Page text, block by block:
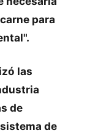
para
las
de
de